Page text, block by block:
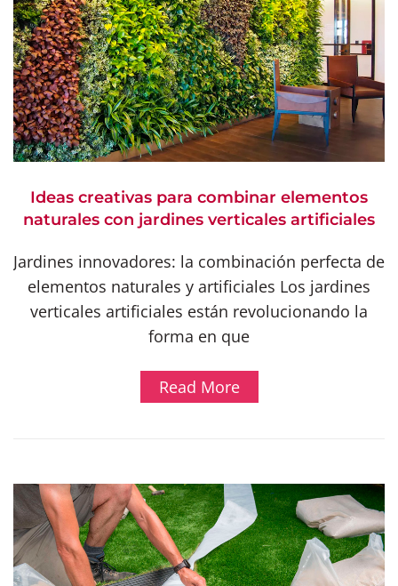
Ideas creativas para combinar elementos
naturales con jardines verticales artificiales
Jardines innovadores: la combinación perfecta de
elementos naturales y artificiales Los jardines
verticales artificiales están revolucionando la
forma en que
Read More